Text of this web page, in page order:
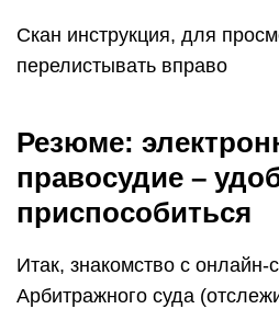
Скан инструкция, для
перелистывать вправо
Резюме:
правосудие –
приспособиться
Итак, знакомство с онлайн-
Арбитражного суда